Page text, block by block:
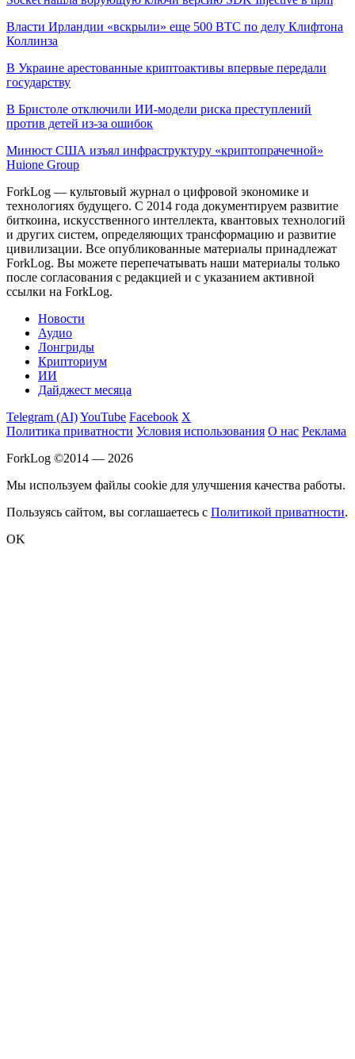
Власти Ирландии «вскрыли» еще 500 BTC по делу Клифтона
Коллинза
В Украине арестованные криптоактивы впервые передали
государству
В Бристоле отключили ИИ-модели риска преступлений
против детей из-за ошибок
Минюст США изъял инфраструктуру «криптопрачечной»
Huione Group
ForkLog — культовый журнал о цифровой экономике и
технологиях будущего. С 2014 года документируем развитие
биткоина, искусственного интеллекта, квантовых технологий
и других систем, определяющих трансформацию и развитие
цивилизации. Все опубликованные материалы принадлежат
ForkLog. Вы можете перепечатывать наши материалы только
после согласования с редакцией и с указанием активной
ссылки на ForkLog.
Новости
Аудио
Лонгриды
Крипториум
ИИ
Дайджест месяца
Telegram (AI)YouTube Facebook X
Политика приватности Условия использования О нас Реклама
ForkLog ©2014 — 2026
Мы используем файлы cookie для улучшения качества работы.
Пользуясь сайтом, вы соглашаетесь с Политикой приватности.
OK